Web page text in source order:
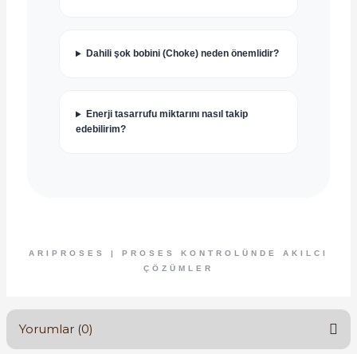
Dahili şok bobini (Choke) neden önemlidir?
Enerji tasarrufu miktarını nasıl takip
edebilirim?
ARIPROSES | PROSES KONTROLÜNDE AKILCI
ÇÖZÜMLER
Yorumlar (0)